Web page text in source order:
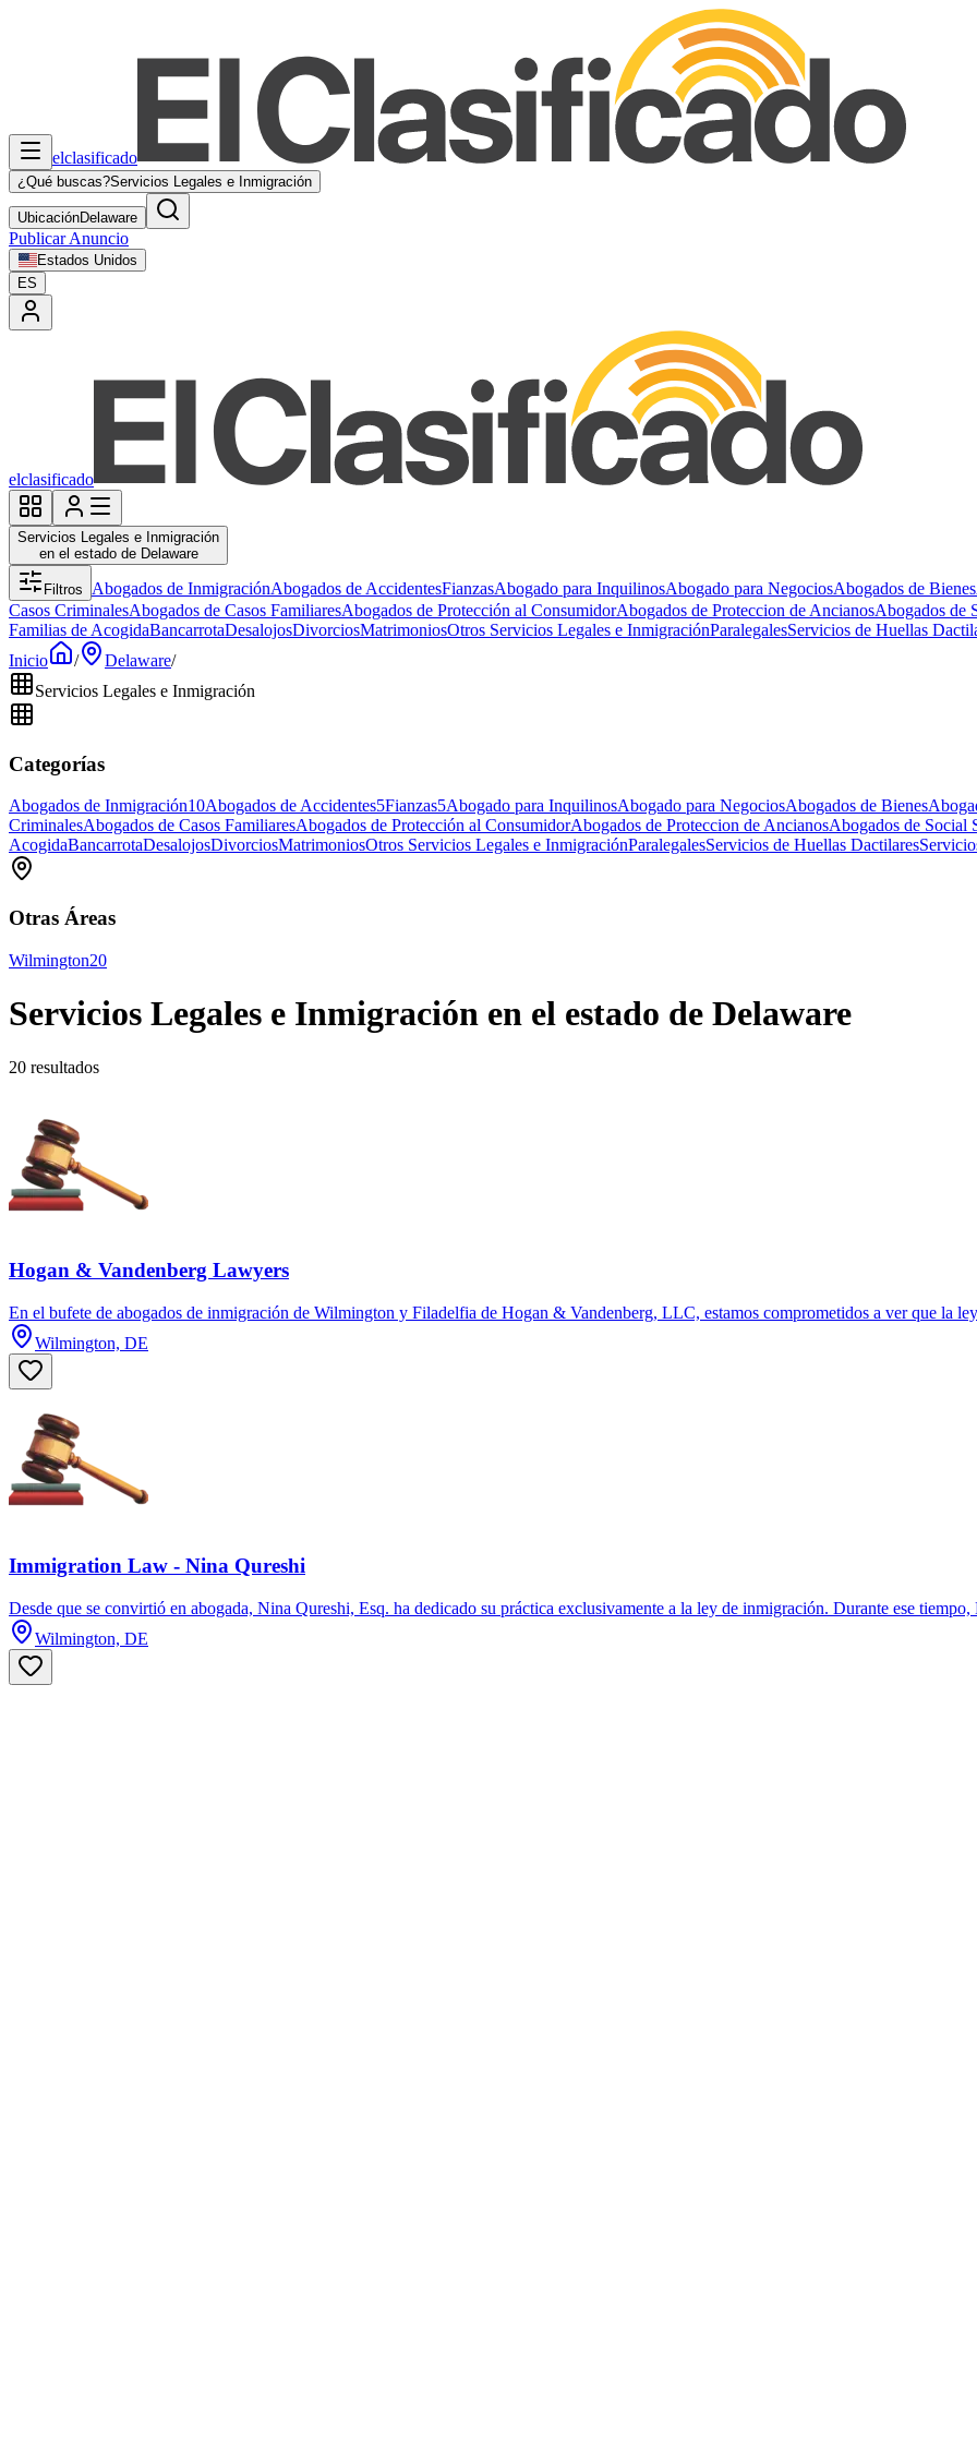
elclasificado
¿Qué buscas?Servicios Legales e Inmigración
UbicaciónDelaware
Publicar Anuncio
Estados Unidos
ES
elclasificado
Servicios Legales e Inmigración
en el estado de Delaware
Filtros Abogados de InmigraciónAbogados de AccidentesFianzasAbogado para InquilinosAbogado para NegociosAbogados de Bienes
Casos CriminalesAbogados de Casos FamiliaresAbogados de Protección al ConsumidorAbogados de Proteccion de AncianosAbogados de
Familias de AcogidaBancarrotaDesalojosDivorciosMatrimoniosOtros Servicios Legales e InmigraciónParalegalesServicios de Huellas
Inicio
/ Delaware/
Servicios Legales e Inmigración
Categorías
Abogados de Inmigración10Abogados de Accidentes5Fianzas5Abogado para InquilinosAbogado para NegociosAbogados de Bienes
CriminalesAbogados de Casos FamiliaresAbogados de Protección al ConsumidorAbogados de Proteccion de AncianosAbogados de Social
AcogidaBancarrotaDesalojosDivorciosMatrimoniosOtros Servicios Legales e InmigraciónParalegalesServicios de Huellas Dactilares
Otras Áreas
Wilmington20
Servicios Legales e Inmigración en el estado de Delaware
20 resultados
Hogan & Vandenberg Lawyers
En el bufete de abogados de inmigración de Wilmington y Filadelfia de Hogan & Vandenberg, LLC, estamos comprometidos a ver que la
Wilmington, DE
Immigration Law - Nina Qureshi
Desde que se convirtió en abogada, Nina Qureshi, Esq. ha dedicado su práctica exclusivamente a la ley de inmigración. Durante ese tiempo,
Wilmington, DE